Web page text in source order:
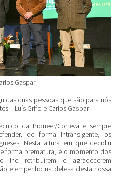
Gaspar
duas pessoas que são para nós
– Luís Grifo e Carlos Gaspar.
da Pioneer/Corteva e sempre
de forma intransigente, os
Nesta altura em que decidiu
forma prematura, é o momento dos
lhe retribuírem e agradecerem
e empenho na defesa desta nossa